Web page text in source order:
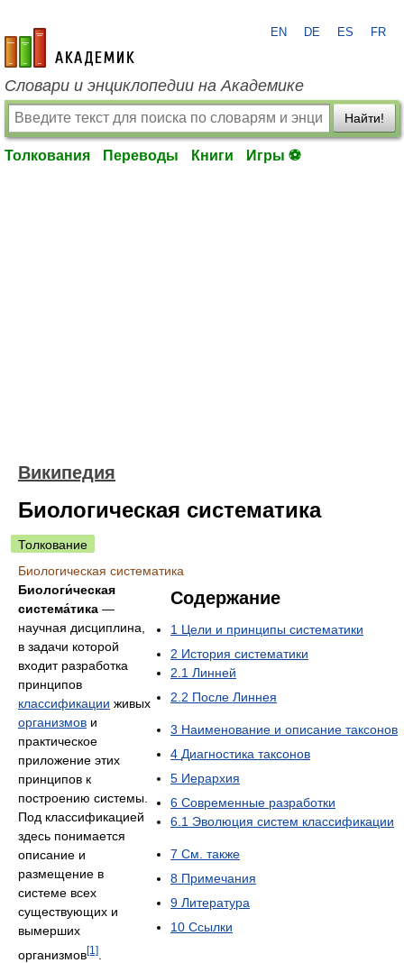
academic.ru
EN DE ES FR
Словари и энциклопедии на Академике
Найти!
Толкования Переводы Книги Игры ⚽
Википедия
Биологическая систематика
Толкование
Биологическая систематика
Содержание
1 Цели и принципы систематики
2 История систематики
2.1 Линней
2.2 После Линнея
3 Наименование и описание таксонов
4 Диагностика таксонов
5 Иерархия
6 Современные разработки
6.1 Эволюция систем классификации
7 См. также
8 Примечания
9 Литература
10 Ссылки
Биологи́ческая
система́тика —
научная дисциплина,
в задачи которой
входит разработка
принципов
классификации живых
организмов и
практическое
приложение этих
принципов к
построению системы.
Под классификацией
здесь понимается
описание и
размещение в
системе всех
существующих и
вымерших
организмов[1]